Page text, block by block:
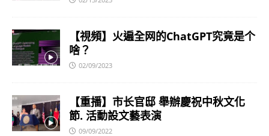
【視頻】火遍全网的ChatGPT究竟是个
啥？
02/09/2023
【重播】市长官邸 舉辦慶祝中秋文化
節. 活動設文藝表演
09/09/2022